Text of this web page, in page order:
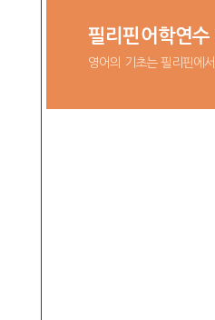
필리핀어학연
영어의 기초는 필리핀에